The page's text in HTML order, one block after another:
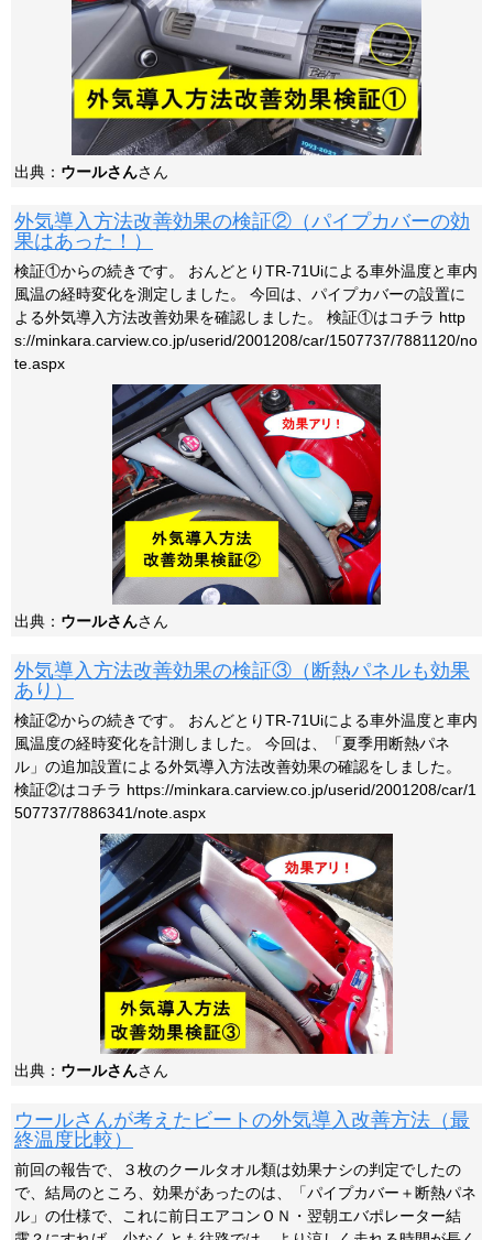
出典： ウールさんさん
外気導入方法改善効果の検証②（パイプカバーの効
果はあった！）
検証①からの続きです。 おんどとりTR-71Uiによる車外温度と車内
風温の経時変化を測定しました。 今回は、パイプカバーの設置に
よる外気導入方法改善効果を確認しました。 検証①はコチラ http
s://minkara.carview.co.jp/userid/2001208/car/1507737/7881120/no
te.aspx
出典： ウールさんさん
外気導入方法改善効果の検証③（断熱パネルも効果
あり）
検証②からの続きです。 おんどとりTR-71Uiによる車外温度と車内
風温度の経時変化を計測しました。 今回は、「夏季用断熱パネ
ル」の追加設置による外気導入方法改善効果の確認をしました。
検証②はコチラ https://minkara.carview.co.jp/userid/2001208/car/1
507737/7886341/note.aspx
出典： ウールさんさん
ウールさんが考えたビートの外気導入改善方法（最
終温度比較）
前回の報告で、３枚のクールタオル類は効果ナシの判定でしたの
で、結局のところ、効果があったのは、「パイプカバー＋断熱パネ
ル」の仕様で、これに前日エアコンＯＮ・翌朝エバポレーター結